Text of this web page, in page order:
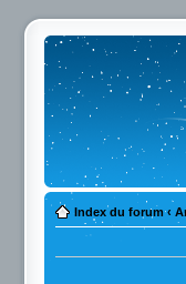
Index du forum ‹